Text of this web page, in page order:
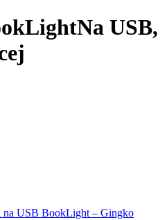
Na
na USB BookLight – Gingko